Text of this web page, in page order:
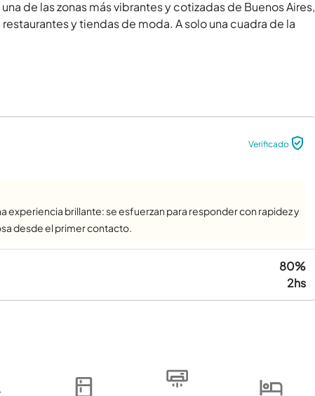
de las zonas más vibrantes y cotizadas de Buenos Aires,
y tiendas de moda. A solo una cuadra de la
Verificado
experiencia brillante: se esfuerzan para responder con rapidez y
desde el primer contacto.
80%
2hs